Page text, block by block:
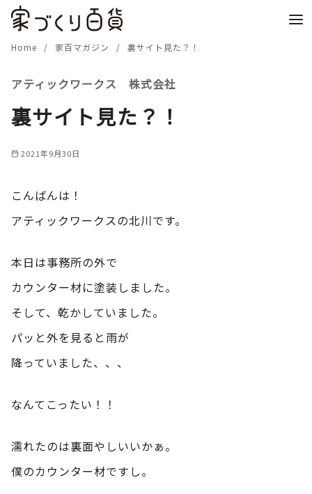
Home 家百マガジン 裏サイト見た？！
アティックワークス 株式会社
裏サイト見た？！
2021年9月30日
こんばんは！
アティックワークスの北川です。
本日は事務所の外で
カウンター材に塗装しました。
そして、乾かしていました。
パッと外を見ると雨が
降っていました、、、
なんてこったい！！
濡れたのは裏面やしいいかぁ。
僕のカウンター材ですし。